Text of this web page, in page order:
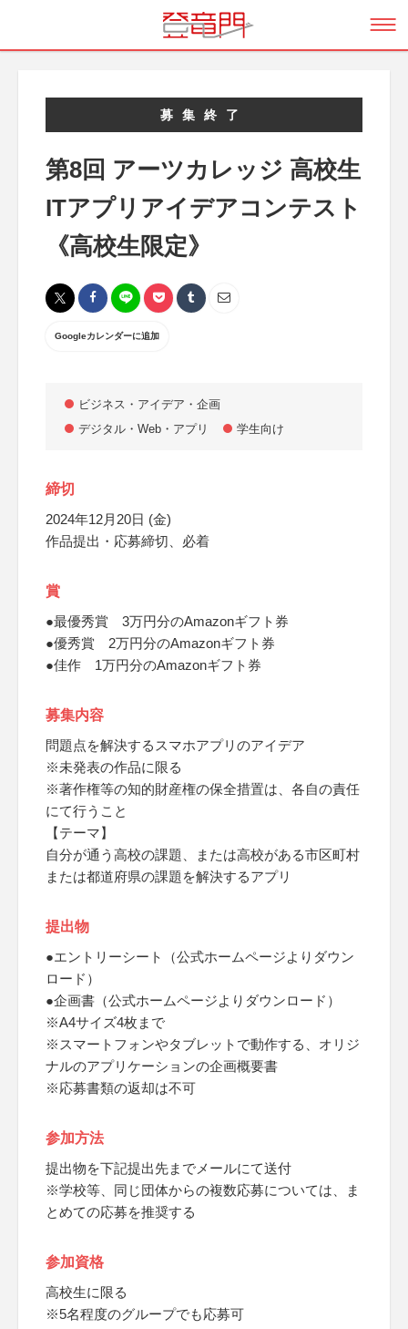
募集終了
第8回 アーツカレッジ 高校生
ITアプリアイデアコンテスト
《高校生限定》
Googleカレンダーに追加
ビジネス・アイデア・企画
デジタル・Web・アプリ
学生向け
締切
2024年12月20日 (金)
作品提出・応募締切、必着
賞
●最優秀賞 3万円分のAmazonギフト券
●優秀賞 2万円分のAmazonギフト券
●佳作 1万円分のAmazonギフト券
募集内容
問題点を解決するスマホアプリのアイデア
※未発表の作品に限る
※著作権等の知的財産権の保全措置は、各自の責任
にて行うこと
【テーマ】
自分が通う高校の課題、または高校がある市区町村
または都道府県の課題を解決するアプリ
提出物
●エントリーシート（公式ホームページよりダウン
ロード）
●企画書（公式ホームページよりダウンロード）
※A4サイズ4枚まで
※スマートフォンやタブレットで動作する、オリジ
ナルのアプリケーションの企画概要書
※応募書類の返却は不可
参加方法
提出物を下記提出先までメールにて送付
※学校等、同じ団体からの複数応募については、ま
とめての応募を推奨する
参加資格
高校生に限る
※5名程度のグループでも応募可